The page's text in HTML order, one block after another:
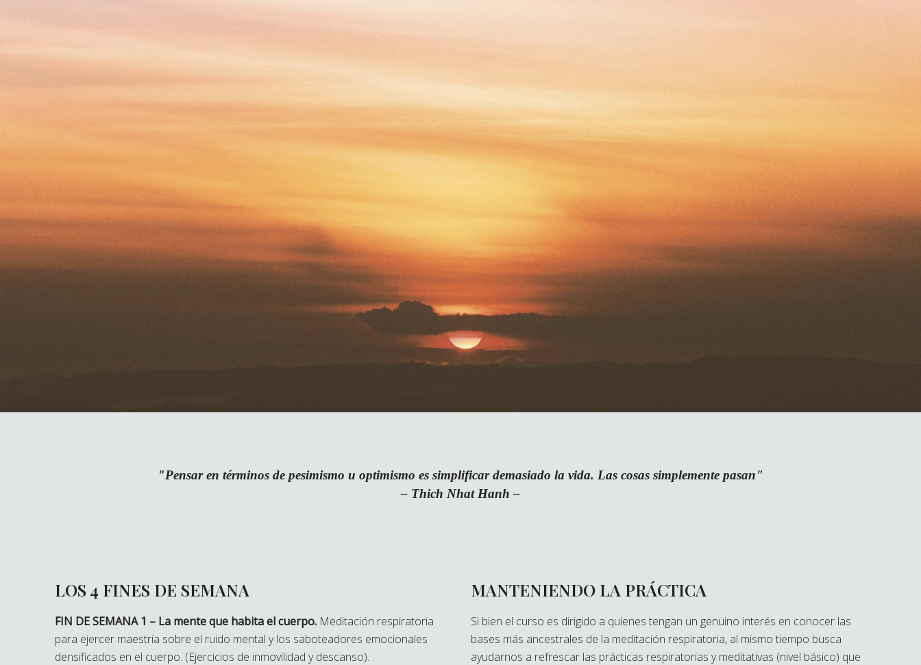
"Pensar en términos de pesimismo u optimismo es simplificar demasiado la vida. Las cosas simplemente pasan"
– Thich Nhat Hanh–
LOS 4 FINES DE SEMANA
FIN DE SEMANA 1 – La mente que habita el cuerpo. Meditación respiratoria
para ejercer maestría sobre el ruido mental y los saboteadores emocionales
densificados en el cuerpo. (Ejercicios de inmovilidad y descanso).
MANTENIENDO LA PRÁCTICA
Si bien el curso es dirigido a quienes tengan un genuino interés en conocer las
bases más ancestrales de la meditación respiratoria, al mismo tiempo busca
ayudarnos a refrescar las prácticas respiratorias y meditativas (nivel básico) que